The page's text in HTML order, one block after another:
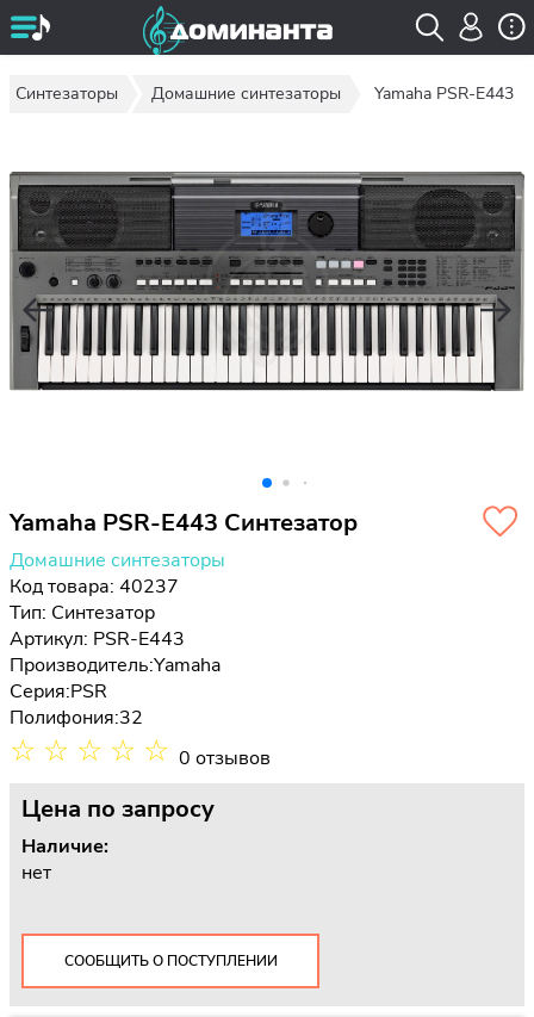
Синтезаторы Домашние синтезаторы Yamaha PSR-E443
Yamaha PSR-E443 Синтезатор
Домашние синтезаторы
Код товара: 40237
Тип: Синтезатор
Артикул: PSR-E443
Производитель:Yamaha
Серия:PSR
Полифония:32
☆ ☆ ☆ ☆ ☆ 0 отзывов
Цена по запросу
Наличие:
нет
СООБЩИТЬ О ПОСТУПЛЕНИИ